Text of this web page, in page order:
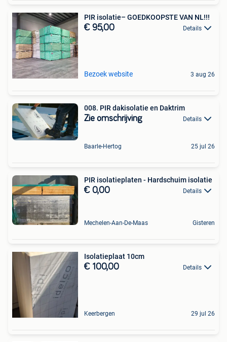
PIR isolatie– GOEDKOOPSTE VAN NL!!!
€ 95,00 Details
Bezoek website 3 aug 26
008. PIR dakisolatie en Daktrim
Zie omschrijving Details
Baarle-Hertog 25 jul 26
PIR isolatieplaten - Hardschuim isolatie
€ 0,00 Details
Mechelen-Aan-De-Maas Gisteren
Isolatieplaat 10cm
€ 100,00 Details
Keerbergen 29 jul 26